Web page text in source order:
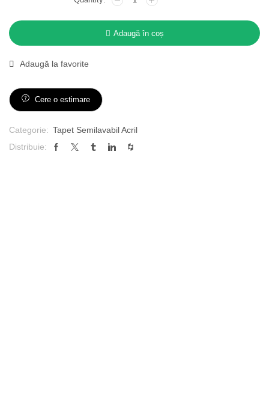
Adaugă în coș
Adaugă la favorite
Cere o estimare
Categorie: Tapet Semilavabil Acril
Distribuie: